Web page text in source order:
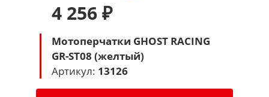
4 256 ₽
Мотоперчатки GHOST RACING
GR-ST08 (желтый)
Артикул: 13126